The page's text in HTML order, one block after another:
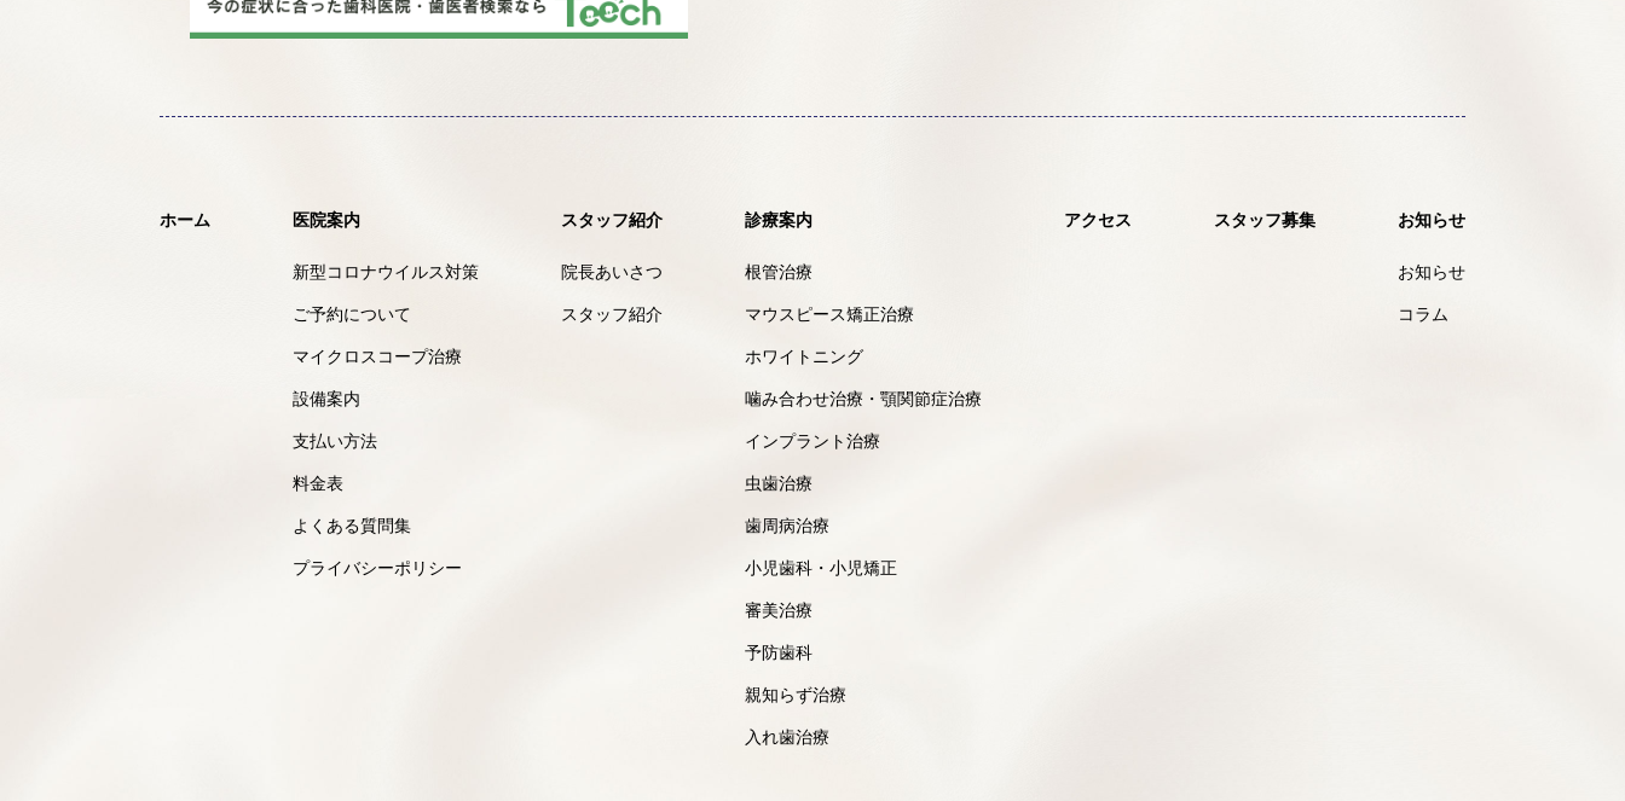
ホーム 医院案内
新型コロナウイルス対策
ご予約について
マイクロスコープ治療
設備案内
支払い方法
料金表
よくある質問集
プライバシーポリシー
スタッフ紹介
院長あいさつ
スタッフ紹介
診療案内
根管治療
マウスピース矯正治療
ホワイトニング
噛み合わせ治療・顎関節症治療
インプラント治療
虫歯治療
歯周病治療
小児歯科・小児矯正
審美治療
予防歯科
親知らず治療
入れ歯治療
アクセス スタッフ募集 お知らせ
お知らせ
コラム